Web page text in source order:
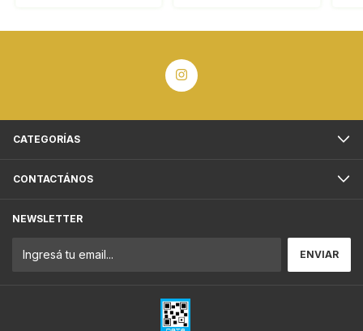
CATEGORÍAS
CONTACTÁNOS
NEWSLETTER